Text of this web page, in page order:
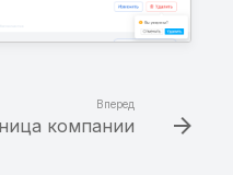
произвольному файлу
через ContentProvider
root-доступ
Уязвимость в
OpenSource
Вперед
компании